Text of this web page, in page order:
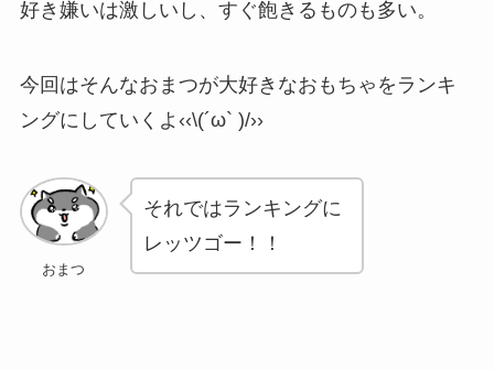
好き嫌いは激しいし、すぐ飽きるものも多い。
今回はそんなおまつが大好きなおもちゃをランキ
ングにしていくよ‹‹\(´ω` )/››
おまつ
それではランキングに
レッツゴー！！